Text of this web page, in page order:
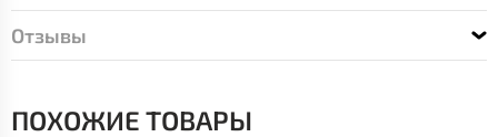
Отзывы
ПОХОЖИЕ ТОВАРЫ